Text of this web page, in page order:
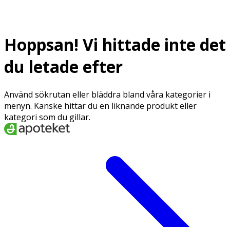
Hoppsan! Vi hittade inte det
du letade efter
Använd sökrutan eller bläddra bland våra kategorier i
menyn. Kanske hittar du en liknande produkt eller
kategori som du gillar.